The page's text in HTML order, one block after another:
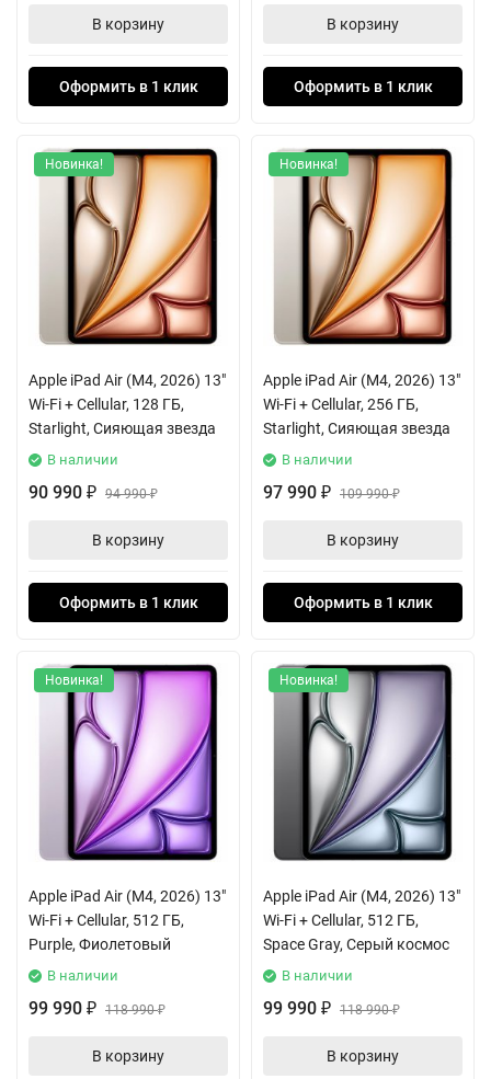
В корзину
Оформить в 1 клик
В корзину
Оформить в 1 клик
Новинка!
Apple iPad Air (M4, 2026) 13"
Wi-Fi + Cellular, 128 ГБ,
Starlight, Сияющая звезда
В наличии
90 990 ₽ 94 990₽
В корзину
Оформить в 1 клик
Новинка!
Apple iPad Air (M4, 2026) 13"
Wi-Fi + Cellular, 256 ГБ,
Starlight, Сияющая звезда
В наличии
97 990 ₽ 109 990₽
В корзину
Оформить в 1 клик
Новинка!
Apple iPad Air (M4, 2026) 13"
Wi-Fi + Cellular, 512 ГБ,
Purple, Фиолетовый
В наличии
99 990 ₽ 118 990₽
В корзину
Новинка!
Apple iPad Air (M4, 2026) 13"
Wi-Fi + Cellular, 512 ГБ,
Space Gray, Серый космос
В наличии
99 990 ₽ 118 990₽
В корзину